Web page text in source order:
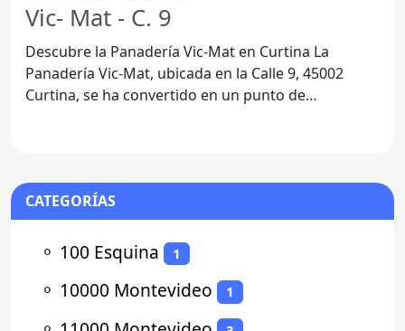
Vic- Mat - C. 9
Descubre la Panadería Vic-Mat en Curtina La
Panadería Vic-Mat, ubicada en la Calle 9, 45002
Curtina, se ha convertido en un punto de
CATEGORÍAS
⚬ 100 Esquina 1
⚬ 10000 Montevideo 1